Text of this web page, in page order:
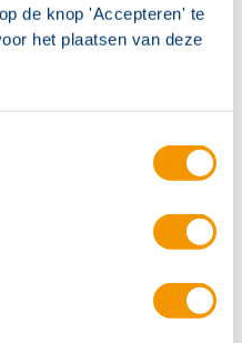
de knop 'Accepteren' te
het plaatsen van deze
andere in op categorieën en
over de toetsing en